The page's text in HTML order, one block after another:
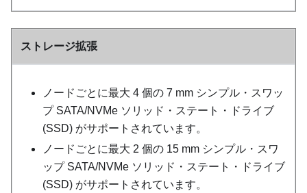
ストレージ拡張
ノードごとに最大 4 個の 7 mm シンプル・スワッ
プ SATA/NVMe ソリッド・ステート・ドライブ
(SSD) がサポートされています。
ノードごとに最大 2 個の 15 mm シンプル・スワ
ップ SATA/NVMe ソリッド・ステート・ドライブ
(SSD) がサポートされています。